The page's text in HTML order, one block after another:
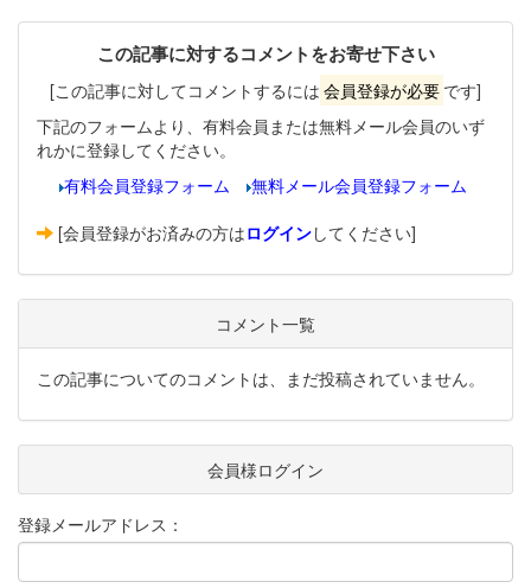
この記事に対するコメントをお寄せ下さい
[この記事に対してコメントするには 会員登録が必要 です]
下記のフォームより、有料会員または無料メール会員のいず
れかに登録してください。
有料会員登録フォーム
無料メール会員登録フォーム
[会員登録がお済みの方はログインしてください]
コメント一覧
この記事についてのコメントは、まだ投稿されていません。
会員様ログイン
登録メールアドレス：